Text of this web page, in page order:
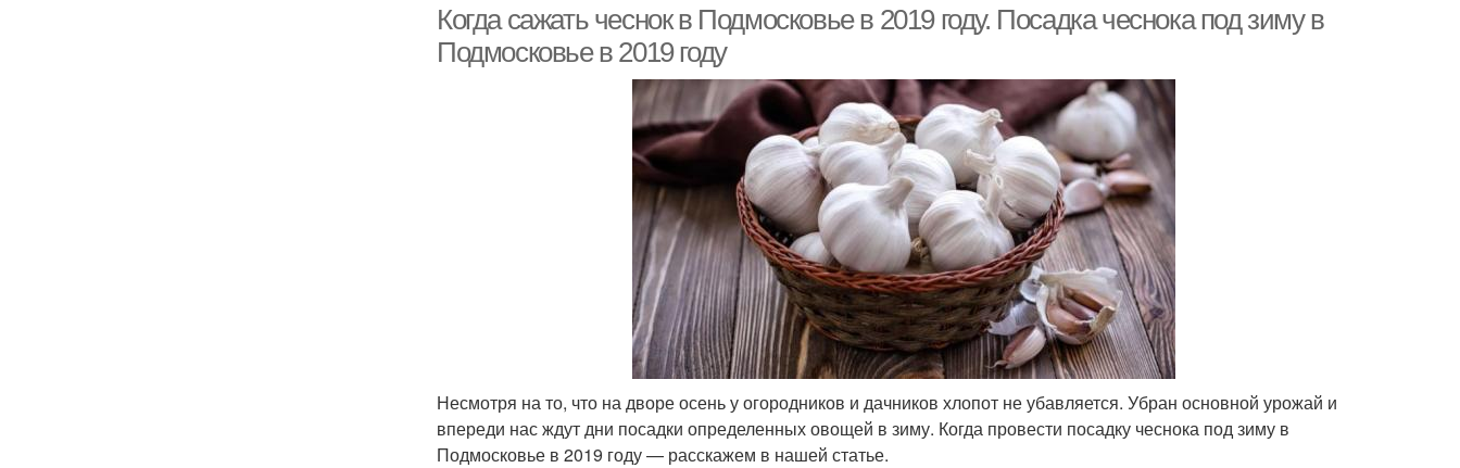
Когда сажать чеснок в Подмосковье в 2019 году. Посадка чеснока под зиму в
Подмосковье в 2019 году
Несмотря на то, что на дворе осень у огородников и дачников хлопот не убавляется. Убран основной урожай и
впереди нас ждут дни посадки определенных овощей в зиму. Когда провести посадку чеснока под зиму в
Подмосковье в 2019 году — расскажем в нашей статье.